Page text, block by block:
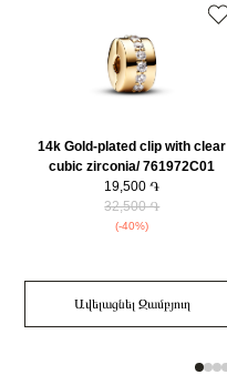
14k Gold-plated clip with clear
cubic zirconia/ 761972C01
19,500 ֏
32,500 ֏
(-40%)
Ավելացնել Զամբյուղ